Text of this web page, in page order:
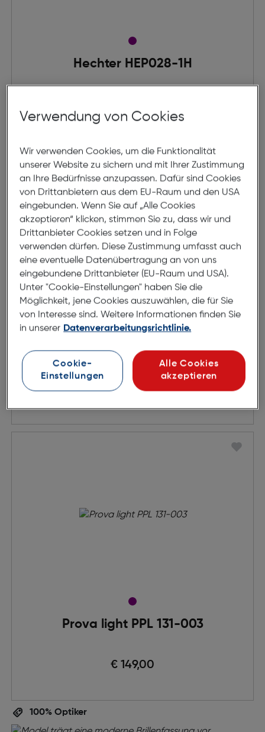
Hechter HEP028-1H
KN 651-5
€ 149,00
Prova light PPL 131-003
€ 149,00
100% Optiker
Verwendung von Cookies
Wir verwenden Cookies, um die Funktionalität
unserer Website zu sichern und mit Ihrer Zustimmung
an Ihre Bedürfnisse anzupassen. Dafür sind Cookies
von Drittanbietern aus dem EU-Raum und den USA
eingebunden. Wenn Sie auf „Alle Cookies
akzeptieren“ klicken, stimmen Sie zu, dass wir und
Drittanbieter Cookies setzen und in Folge
verwenden dürfen. Diese Zustimmung umfasst auch
eine eventuelle Datenübertragung an von uns
eingebundene Drittanbieter (EU-Raum und USA).
Unter "Cookie-Einstellungen" haben Sie die
Möglichkeit, jene Cookies auszuwählen, die für Sie
von Interesse sind. Weitere Informationen finden Sie
in unserer Datenverarbeitungsrichtlinie.
Cookie-
Einstellungen
Alle Cookies
akzeptieren